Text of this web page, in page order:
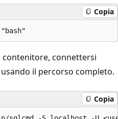
Copia
connettersi
usando il percorso completo.
Copia